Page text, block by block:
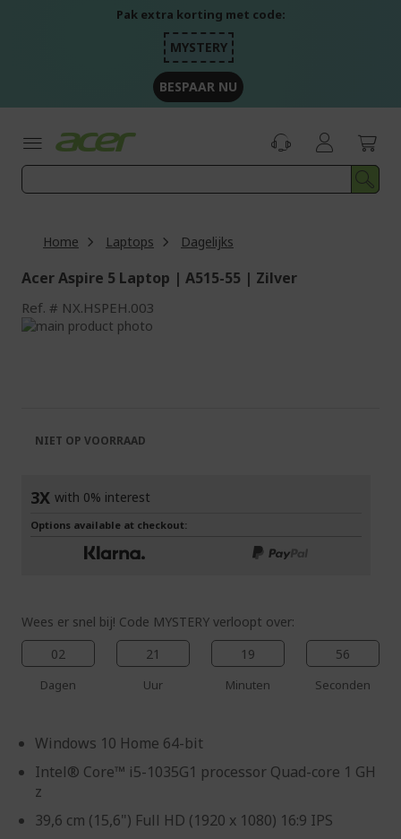
Pak extra korting met code:
MYSTERY
BESPAAR NU
Home Laptops Dagelijks
Acer Aspire 5 Laptop | A515-55 | Zilver
Ref. NX.HSPEH.003
Ga
afbeeldingen-
gallerij
afbeeldingen-
Wees er snel bij! Code MYSTERY verloopt over:
02
Dagen
21
Uur
19
Minuten
56
Seconden
Windows 10 Home 64-bit
Intel® Core™ i5-1035G1 processor Quad-core 1 GH
z
39,6 cm (15,6") Full HD (1920 x 1080) 16:9 IPS
NIET OP VOORRAAD
3X with 0% interest
Options available at checkout: